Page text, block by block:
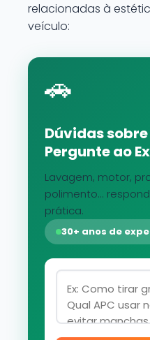
relacionadas à
veículo:
🚗
Dúvidas
Pergunte ao
Lavagem, motor,
polimento...
prática.
30+ anos de